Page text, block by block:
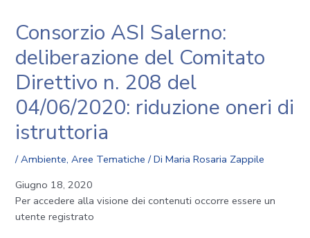
Consorzio ASI Salerno:
deliberazione del Comitato
Direttivo n. 208 del
04/06/2020: riduzione oneri di
istruttoria
/Ambiente,Aree Tematiche / DiMaria Rosaria Zappile
Giugno 18, 2020
Per accedere alla visione dei contenuti occorre essere un
utente registrato